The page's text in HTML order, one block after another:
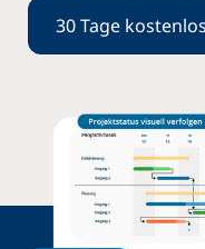
30 Tage